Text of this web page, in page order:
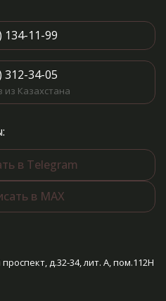
134-11-99
312-34-05
из Казахстана
в Telegram
в MAX
д.32-34, лит. А, пом.112Н